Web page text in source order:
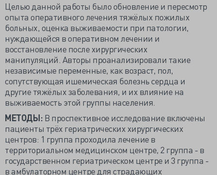
Целью данной работы было обновление и пересмотр
опыта оперативного лечения тяжёлых пожилых
больных, оценка выживаемости при патологии,
нуждающейся в оперативном лечении и
восстановление после хирургических
манипуляций. Авторы проанализировали такие
независимые переменные, как возраст, пол,
сопутствующая ишемическая болезнь сердца и
другие тяжёлых заболевания, и их влияние на
выживаемость этой группы населения.
МЕТОДЫ: В проспективное исследование включены
пациенты трёх гериатрических хирургических
центров: 1 группа проходила лечение в
территориальном медицинском центре, 2 группа - в
государственном гериатрическом центре и 3 группа -
в амбулаторном центре для страдающих